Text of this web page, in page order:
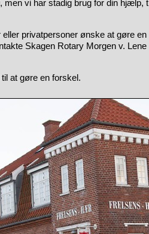
men vi har stadig brug for din hjælp,
privatpersoner ønske at gøre
Skagen Rotary Morgen v. Lene
at gøre en forskel.